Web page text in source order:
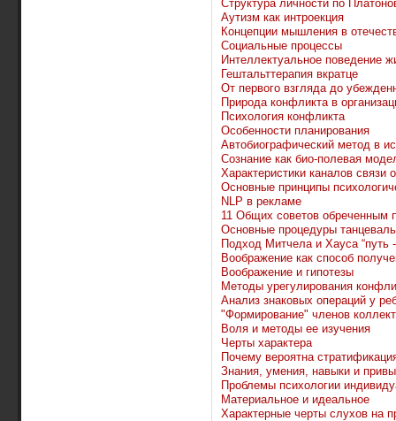
Структура личности по
Аутизм как интроекция
Концепции мышления в
Социальные процессы
Интеллектуальное поведение
Гештальттерапия вкратце
От первого взгляда до
Природа конфликта в
Психология конфликта
Особенности планирования
Автобиографический метод в
Сознание как био-полевая
Характеристики каналов связи
Основные принципы
NLP в рекламе
11 Общих советов обреченным
Основные процедуры
Подход Митчела и Хауса “путь
Воображение как способ
Воображение и гипотезы
Методы урегулирования
Анализ знаковых операций у
"Формирование" членов
Воля и методы ее изучения
Черты характера
Почему вероятна
Знания, умения, навыки и
Проблемы психологии
Материальное и идеальное
Характерные черты слухов на